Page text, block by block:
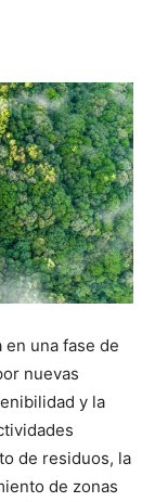
una fase de
nuevas
y la
de residuos, la
de zonas